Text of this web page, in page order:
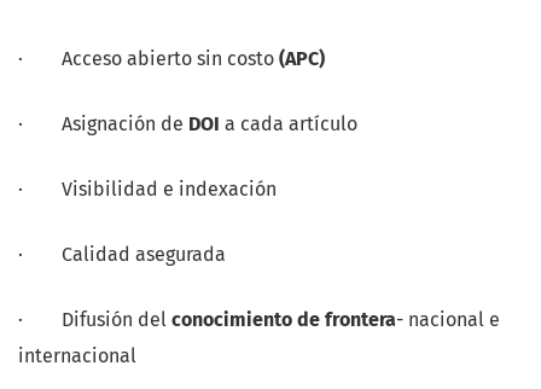
· Acceso abierto sin costo (APC)
· Asignación de DOI a cada artículo
· Visibilidad e indexación
· Calidad asegurada
· Difusión del conocimiento de frontera- nacional e
internacional